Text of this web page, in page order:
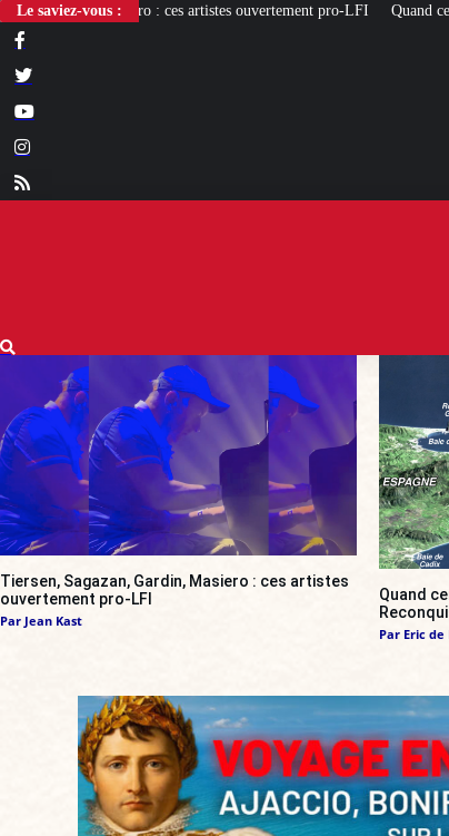
Le saviez-vous :
artistes ouvertement pro-LFI Quand certains Marocains rêvent
Tiersen, Sagazan, Gardin, Masiero : ces artistes
ouvertement pro-LFI
Par Jean Kast
Quand
Par Eric